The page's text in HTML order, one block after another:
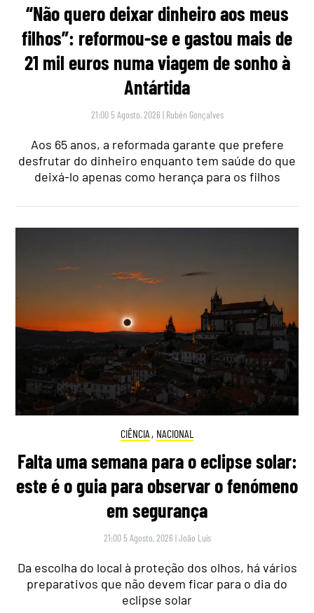
“Não quero deixar dinheiro aos meus
filhos”: reformou-se e gastou mais de
21 mil euros numa viagem de sonho à
Antártida
21:00 5 Agosto, 2026 | Rubén Gonçalves
Aos 65 anos, a reformada garante que prefere
desfrutar do dinheiro enquanto tem saúde do que
deixá-lo apenas como herança para os filhos
CIÊNCIA , NACIONAL
Falta uma semana para o eclipse solar:
este é o guia para observar o fenómeno
em segurança
21:00 5 Agosto, 2026 |João Luís
Da escolha do local à proteção dos olhos, há vários
preparativos que não devem ficar para o dia do
eclipse solar